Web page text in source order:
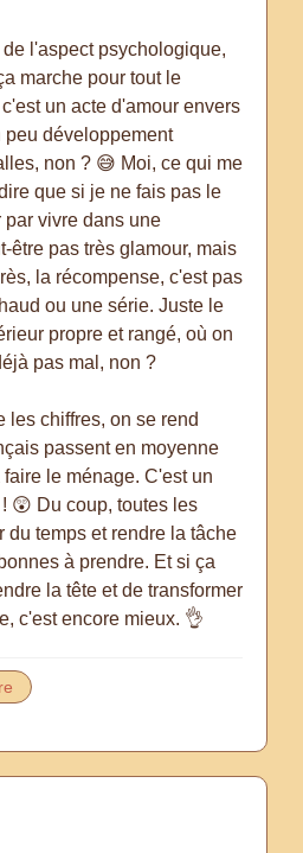
l'aspect psychologique,
marche pour tout le
un acte d'amour envers
peu développement
non ? 😅 Moi, ce qui me
que si je ne fais pas le
vivre dans une
être pas très glamour, mais
la récompense, c'est pas
ou une série. Juste le
propre et rangé, où on
pas mal, non ?
les chiffres, on se rend
passent en moyenne
le ménage. C'est un
😲 Du coup, toutes les
du temps et rendre la tâche
à prendre. Et si ça
la tête et de transformer
c'est encore mieux. 👌